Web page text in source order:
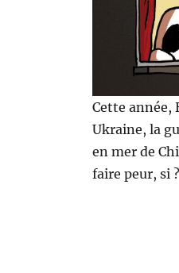
Cette année,
Ukraine, la
en mer de
faire peur, si ?